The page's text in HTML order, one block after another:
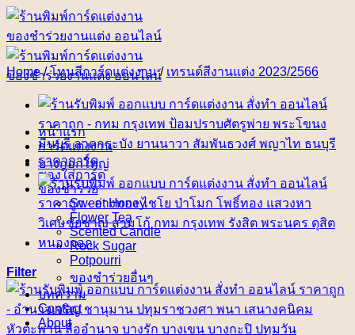
Skip
content
หน้าแรก
การ์ดแต่งงาน
ราคาการ์ด
ซองใส่การ์ด
ของชำร่วย
Sweet Honey
Flower Tea
Scented Candle
Rock Sugar
Potpourri
ของชำร่วยอื่นๆ
บทความ
Contact
About
Home / โทนสีการ์ดแต่งงาน / เทรนด์สีงานแต่ง 2023/2566
Filter